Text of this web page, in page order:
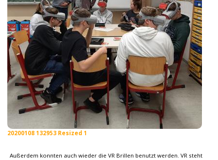
20200108 132953 Resized 1
Außerdem konnten auch wieder die VR Brillen benutzt werden. VR steht